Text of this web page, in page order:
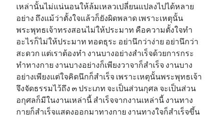
เหล่านั้นไม่แน่นอนให้ล้มเหลวเปลี่ยนแปลงไปได้หลาย
อย่าง ถึงแม้ว่าตั้งใจแล้วก็ยังผิดพลาด เพราะเหตุนั้น
พระพุทธเจ้าทรงสอนไม่ให้ประมาท คือความตั้งใจทำ
อะไรก็ไม่ให้ประมาท ทอดธุระ อย่านึกว่าง่าย อย่านึกว่า
สะดวก แต่เราต้องทำ งานบางอย่างสำเร็จด้วยการกระ
ทำทางกาย งานบางอย่างก็เพียงวาจาก็สำเร็จ งานบาง
อย่างเพียงแต่ใจคิดนึกก็สำเร็จ เพราะเหตุนั้นพระพุทธเจ้า
จึงจัดธรรมไว้ถึง ๓ ประเภท จะเป็นส่วนกุศล จะเป็นส่วน
อกุศลก็มีในงานเหล่านี้ สำเร็จจากงานเหล่านี้ งานทาง
กายก็สำเร็จแสดงออกมาทางกาย งานทางใจก็สำเร็จขึ้น